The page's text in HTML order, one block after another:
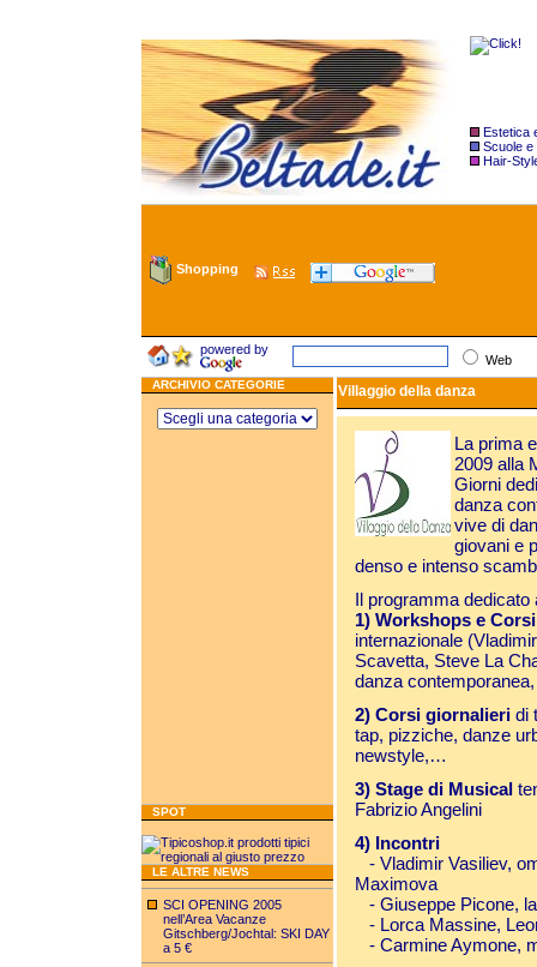
Estetica
Scuole e
Hair-
Shopping
powered by
Web
ARCHIVIO CATEGORIE
SPOT
LE ALTRE NEWS
SCI OPENING 2005
nell’Area Vacanze
Gitschberg/Jochtal: SKI DAY
a 5 €
Villaggio della danza
La prima
2009 alla
Giorni
danza
vive di
giovani e
denso e intenso
Il programma dedicato
1) Workshops e Corsi
internazionale
Scavetta, Steve La
danza
2) Corsi giornalieri di
tap, pizziche, danze
newstyle,…
3) Stage di Musical
Fabrizio Angelini
4) Incontri
- Vladimir Vasiliev,
Maximova
- Giuseppe Picone,
- Lorca Massine,
- Carmine Aymone,